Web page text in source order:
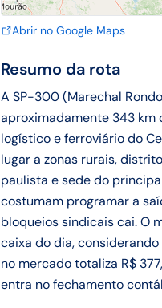
Abrir no Google Maps
Resumo da rota
A SP-300 (Marechal
aproximadamente 343 km
logístico e ferroviário do
lugar a zonas rurais,
paulista e sede do
costumam programar a
bloqueios sindicais cai. O
caixa do dia,
no mercado totaliza R$
entra no fechamento